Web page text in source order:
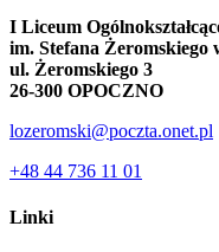
I Liceum
im. Stefana Żeromskiego
ul. Żeromskiego 3
26-300 OPOCZNO
lozeromski@poczta.onet.pl
+48 44 736 11 01
Linki